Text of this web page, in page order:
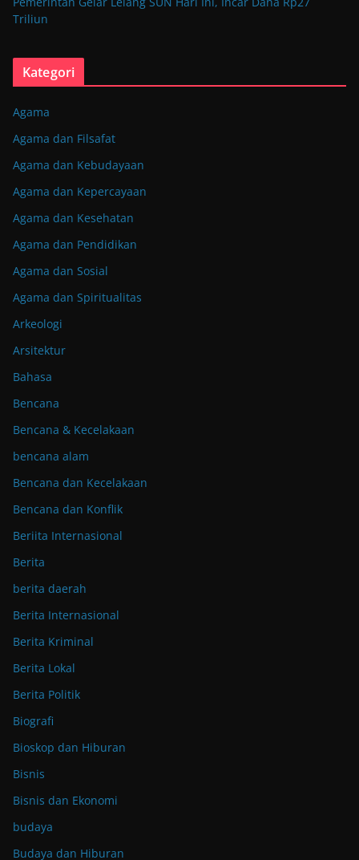
Triliun
Kategori
Agama
Agama dan Filsafat
Agama dan Kebudayaan
Agama dan Kepercayaan
Agama dan Kesehatan
Agama dan Pendidikan
Agama dan Sosial
Agama dan Spiritualitas
Arkeologi
Arsitektur
Bahasa
Bencana
Bencana & Kecelakaan
bencana alam
Bencana dan Kecelakaan
Bencana dan Konflik
Beriita Internasional
Berita
berita daerah
Berita Internasional
Berita Kriminal
Berita Lokal
Berita Politik
Biografi
Bioskop dan Hiburan
Bisnis
Bisnis dan Ekonomi
budaya
Budaya dan Hiburan